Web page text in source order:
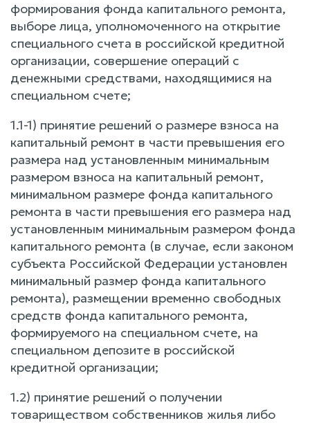
формирования фонда капитального ремонта,
выборе лица, уполномоченного на открытие
специального счета в российской кредитной
организации, совершение операций с
денежными средствами, находящимися на
специальном счете;
1.1-1) принятие решений о размере взноса на
капитальный ремонт в части превышения его
размера над установленным минимальным
размером взноса на капитальный ремонт,
минимальном размере фонда капитального
ремонта в части превышения его размера над
установленным минимальным размером фонда
капитального ремонта (в случае, если законом
субъекта Российской Федерации установлен
минимальный размер фонда капитального
ремонта), размещении временно свободных
средств фонда капитального ремонта,
формируемого на специальном счете, на
специальном депозите в российской
кредитной организации;
1.2) принятие решений о получении
товариществом собственников жилья либо